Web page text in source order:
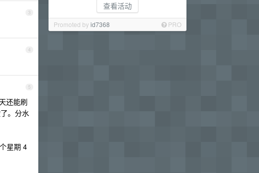
查看活动
Promoted byid7368 PRO
3
4
5
还能刷
。分水
星期 4